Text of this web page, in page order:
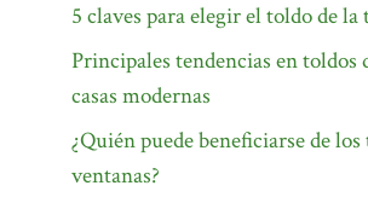
5 claves para elegir el toldo de la
Principales tendencias en toldos
casas modernas
¿Quién puede beneficiarse de
ventanas?